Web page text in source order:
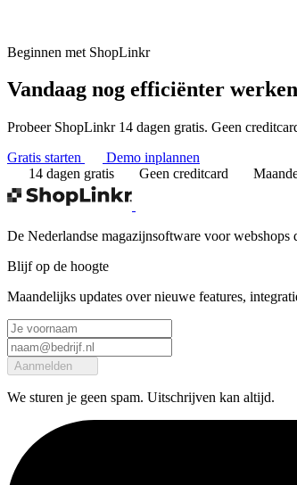
Beginnen met ShopLinkr
Vandaag nog efficiënter werken
Probeer ShopLinkr 14 dagen gratis. Geen
Gratis starten
Demo inplannen
14 dagen gratis
Geen creditcard
De Nederlandse magazijnsoftware voor
Blijf op de hoogte
Maandelijks updates over nieuwe features,
Aanmelden
We sturen je geen spam. Uitschrijven kan altijd.